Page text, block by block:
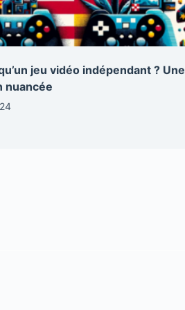
jeu vidéo indépendant ? Une
nuancée